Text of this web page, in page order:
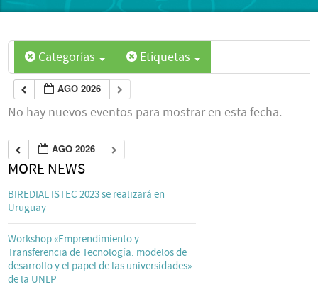
Categorías Etiquetas
AGO 2026
No hay nuevos eventos para mostrar en esta fecha.
AGO 2026
MORE NEWS
BIREDIAL ISTEC 2023 se realizará en
Uruguay
Workshop «Emprendimiento y
Transferencia de Tecnología: modelos de
desarrollo y el papel de las universidades»
de la UNLP